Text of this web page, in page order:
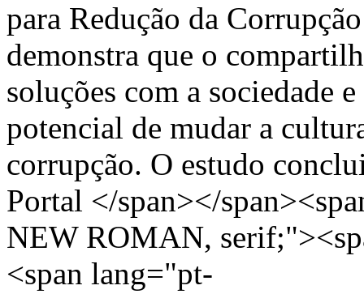
para Redução da
demonstra que o
soluções com a sociedade
potencial de mudar a
corrupção. O estudo
Portal </span></
NEW ROMAN,
<span lang="pt-